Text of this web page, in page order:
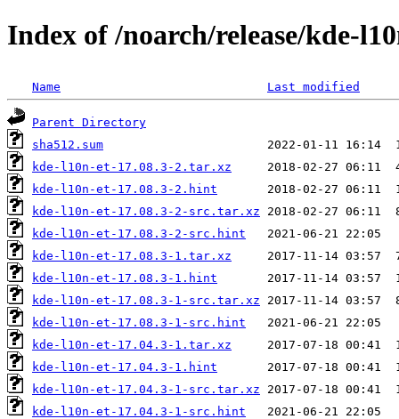
Index of /noarch/release/kde-
Name Last modified
Parent Directory
sha512.sum
kde-l10n-et-17.08.3-2.tar.xz
kde-l10n-et-17.08.3-2.hint
kde-l10n-et-17.08.3-2-src.tar.xz
kde-l10n-et-17.08.3-2-src.hint
kde-l10n-et-17.08.3-1.tar.xz
kde-l10n-et-17.08.3-1.hint
kde-l10n-et-17.08.3-1-src.tar.xz
kde-l10n-et-17.08.3-1-src.hint
kde-l10n-et-17.04.3-1.tar.xz
kde-l10n-et-17.04.3-1.hint
kde-l10n-et-17.04.3-1-src.tar.xz
kde-l10n-et-17.04.3-1-src.hint